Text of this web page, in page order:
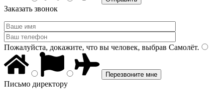
Заказать звонок
Пожалуйста, докажите, что вы человек, выбрав Самолёт.
Письмо директору